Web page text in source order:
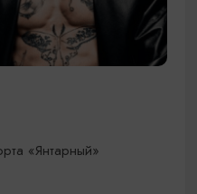
«Янтарный»